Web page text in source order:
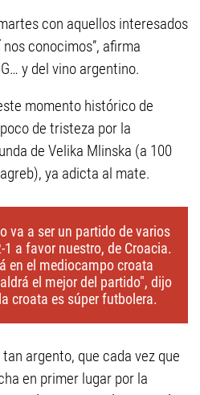
con aquellos interesados
conocimos”, afirma
y del vino argentino.
momento histórico de
de tristeza por la
de Velika Mlinska (a 100
ya adicta al mate.
va a ser un partido de varios
a favor nuestro, de Croacia.
en el mediocampo croata
el mejor del partido", dijo
croata es súper futbolera.
argento, que cada vez que
en primer lugar por la